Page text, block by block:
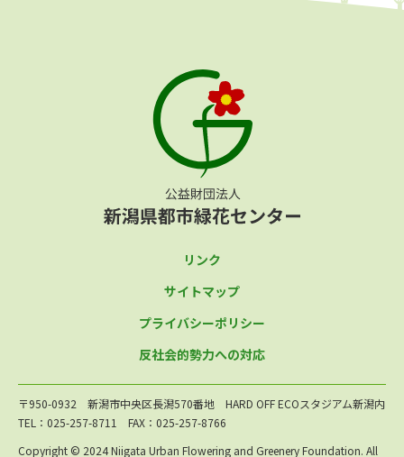
リンク
サイトマップ
プライバシーポリシー
反社会的勢力への対応
〒950-0932 新潟市中央区長潟570番地 HARD OFF ECOスタジアム新潟内
TEL：025-257-8711 FAX：025-257-8766
Copyright © 2024 Niigata Urban Flowering and Greenery Foundation. All